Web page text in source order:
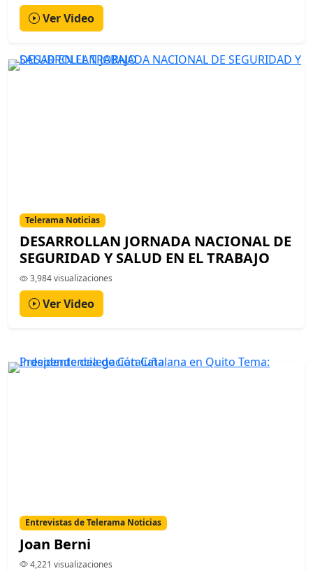
Ver Video
Telerama Noticias
DESARROLLAN JORNADA NACIONAL DE
SEGURIDAD Y SALUD EN EL TRABAJO
3,984 visualizaciones
Ver Video
Entrevistas de Telerama Noticias
Joan Berni
4,221 visualizaciones